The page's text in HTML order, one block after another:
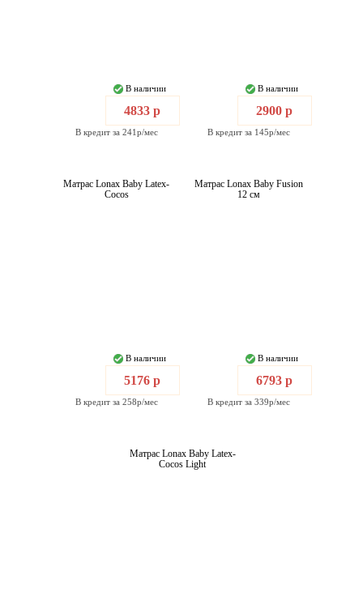
В наличии
4833 р
В кредит за 241р/мес
В наличии
2900 р
В кредит за 145р/мес
Матрас Lonax Baby Latex-
Cocos
В наличии
5176 р
В кредит за 258р/мес
Матрас Lonax Baby Fusion
12 см
В наличии
6793 р
В кредит за 339р/мес
Матрас Lonax Baby Latex-
Cocos Light